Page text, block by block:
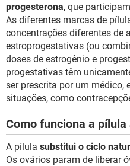
progesterona, que
As diferentes marcas de
concentrações diferentes de
estroprogestativas (ou
doses de estrogênio e
progestativas têm
ser prescrita por um médico,
situações, como
Como funciona a
A pílula substitui o ciclo
Os ovários param de liberar